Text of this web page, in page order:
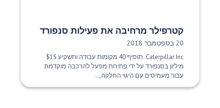
קטרפילר מרחיבה את פעילות סנפורד
תאריך פרסום:
20 בספטמבר 2018
Caterpillar Inc. תוסיף 40 מקומות עבודה ותשקיע $15
מיליון בסנפורד על ידי פתיחת מפעל להרכבה מוקדמת
עבור מעמיסים עם היגוי החלקה,...